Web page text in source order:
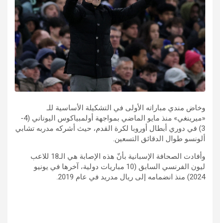
وخاض مندي مباراته الأولى في التشكيلة الأساسية للـ
«ميرينغي» منذ مايو الماضي بمواجهة أولمبياكوس اليوناني (4-
3) في دوري أبطال أوروبا لكرة القدم، حيث أشركه مدربه تشابي
ألونسو طوال الدقائق التسعين.
وأفادت الصحافة الإسبانية بأنّ هذه الإصابة هي الـ18 للاعب
ليون الفرنسي السابق (10 مباريات دولية، آخرها في يونيو
2024) منذ انضمامه إلى ريال مدريد في عام 2019.